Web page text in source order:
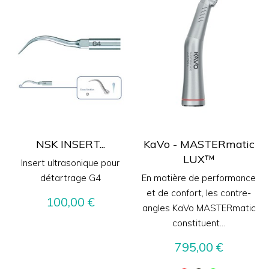
NSK INSERT...
Insert ultrasonique pour
détartrage G4
Prix
100,00 €
KaVo - MASTERmatic
LUX™️
En matière de performance
et de confort, les contre-
angles KaVo MASTERmatic
constituent...
Prix
795,00 €